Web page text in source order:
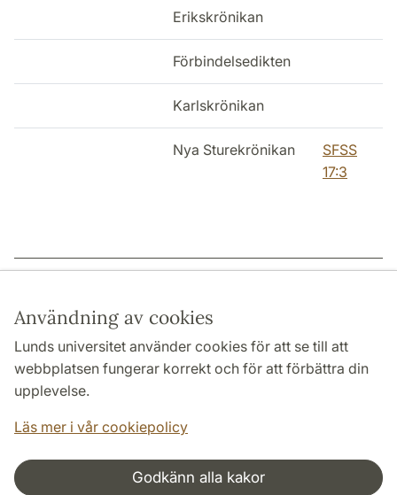
Användning av cookies
Lunds universitet använder cookies för att se till att
webbplatsen fungerar korrekt och för att förbättra din
upplevelse.
Läs mer i vår cookiepolicy
Godkänn alla kakor
Erikskrönikan
Förbindelsedikten
Karlskrönikan
Nya Sturekrönikan
SFSS
17:3
HUMANISTISKA OCH TEOLOGISKA FAKULTETERNA
INSTITUTIONER